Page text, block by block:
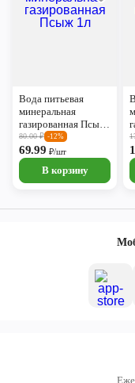
Вода питьевая
минеральная
газированная Псыж
1л
80.00₽ -12%
69.99₽/шт
В корзину